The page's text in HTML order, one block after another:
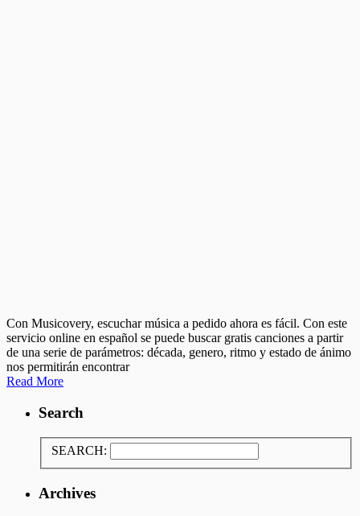
Con Musicovery, escuchar música a pedido ahora es fácil. Con este
servicio online en español se puede buscar gratis canciones a partir
de una serie de parámetros: década, genero, ritmo y estado de ánimo
nos permitirán encontrar
Read More
Search
SEARCH:
Archives